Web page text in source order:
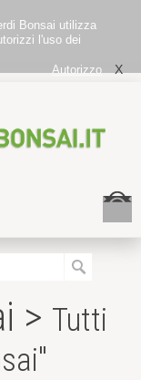
Bonsai utilizza
l'uso dei
Autorizzo
X
> Tutti